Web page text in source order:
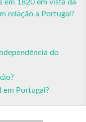
em 1820 em vista da
relação a Portugal?
do
em Portugal?